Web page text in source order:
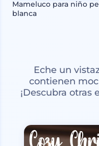
Mameluco para niño
blanca
Eche un
contienen
¡Descubra otras